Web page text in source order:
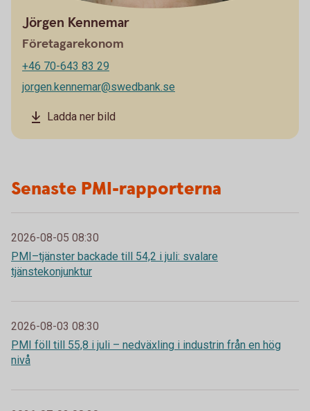
Jörgen Kennemar
Företagarekonom
+46 70-643 83 29
jorgen.kennemar@swedbank.se
Ladda ner bild
Senaste PMI-rapporterna
2026-08-05 08:30
PMI–tjänster backade till 54,2 i juli: svalare
tjänstekonjunktur
2026-08-03 08:30
PMI föll till 55,8 i juli – nedväxling i industrin från en hög
nivå